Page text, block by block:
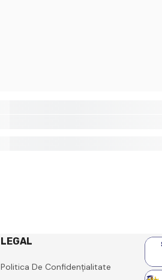
LEGAL
Politica De Confidențialitate